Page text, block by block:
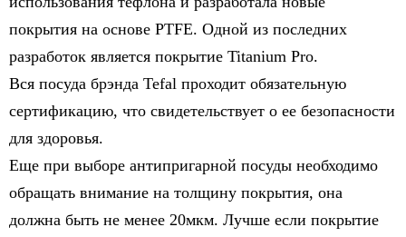
покрытия на основе PTFE. Одной из последних
разработок является покрытие Titanium Pro.
Вся посуда брэнда Tefal проходит обязательную
сертификацию, что свидетельствует о ее безопасности
для здоровья.
Еще при выборе антипригарной посуды необходимо
обращать внимание на толщину покрытия, она
должна быть не менее 20мкм. Лучше если покрытие